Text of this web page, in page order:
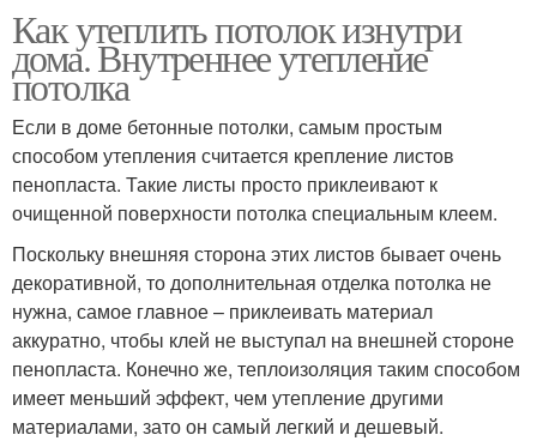
Как утеплить потолок изнутри
дома. Внутреннее утепление
потолка
Если в доме бетонные потолки, самым простым
способом утепления считается крепление листов
пенопласта. Такие листы просто приклеивают к
очищенной поверхности потолка специальным клеем.
Поскольку внешняя сторона этих листов бывает очень
декоративной, то дополнительная отделка потолка не
нужна, самое главное – приклеивать материал
аккуратно, чтобы клей не выступал на внешней стороне
пенопласта. Конечно же, теплоизоляция таким способом
имеет меньший эффект, чем утепление другими
материалами, зато он самый легкий и дешевый.